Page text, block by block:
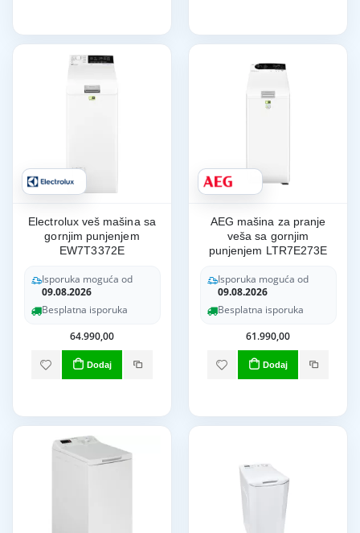
Electrolux veš mašina sa
gornjim punjenjem
EW7T3372E
Isporuka moguća od
09.08.2026
Besplatna isporuka
64.990,00
Dodaj
AEG mašina za pranje
veša sa gornjim
punjenjem LTR7E273E
Isporuka moguća od
09.08.2026
Besplatna isporuka
61.990,00
Dodaj